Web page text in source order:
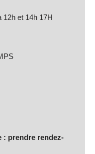
12h et 14h 17H
: prendre rendez-